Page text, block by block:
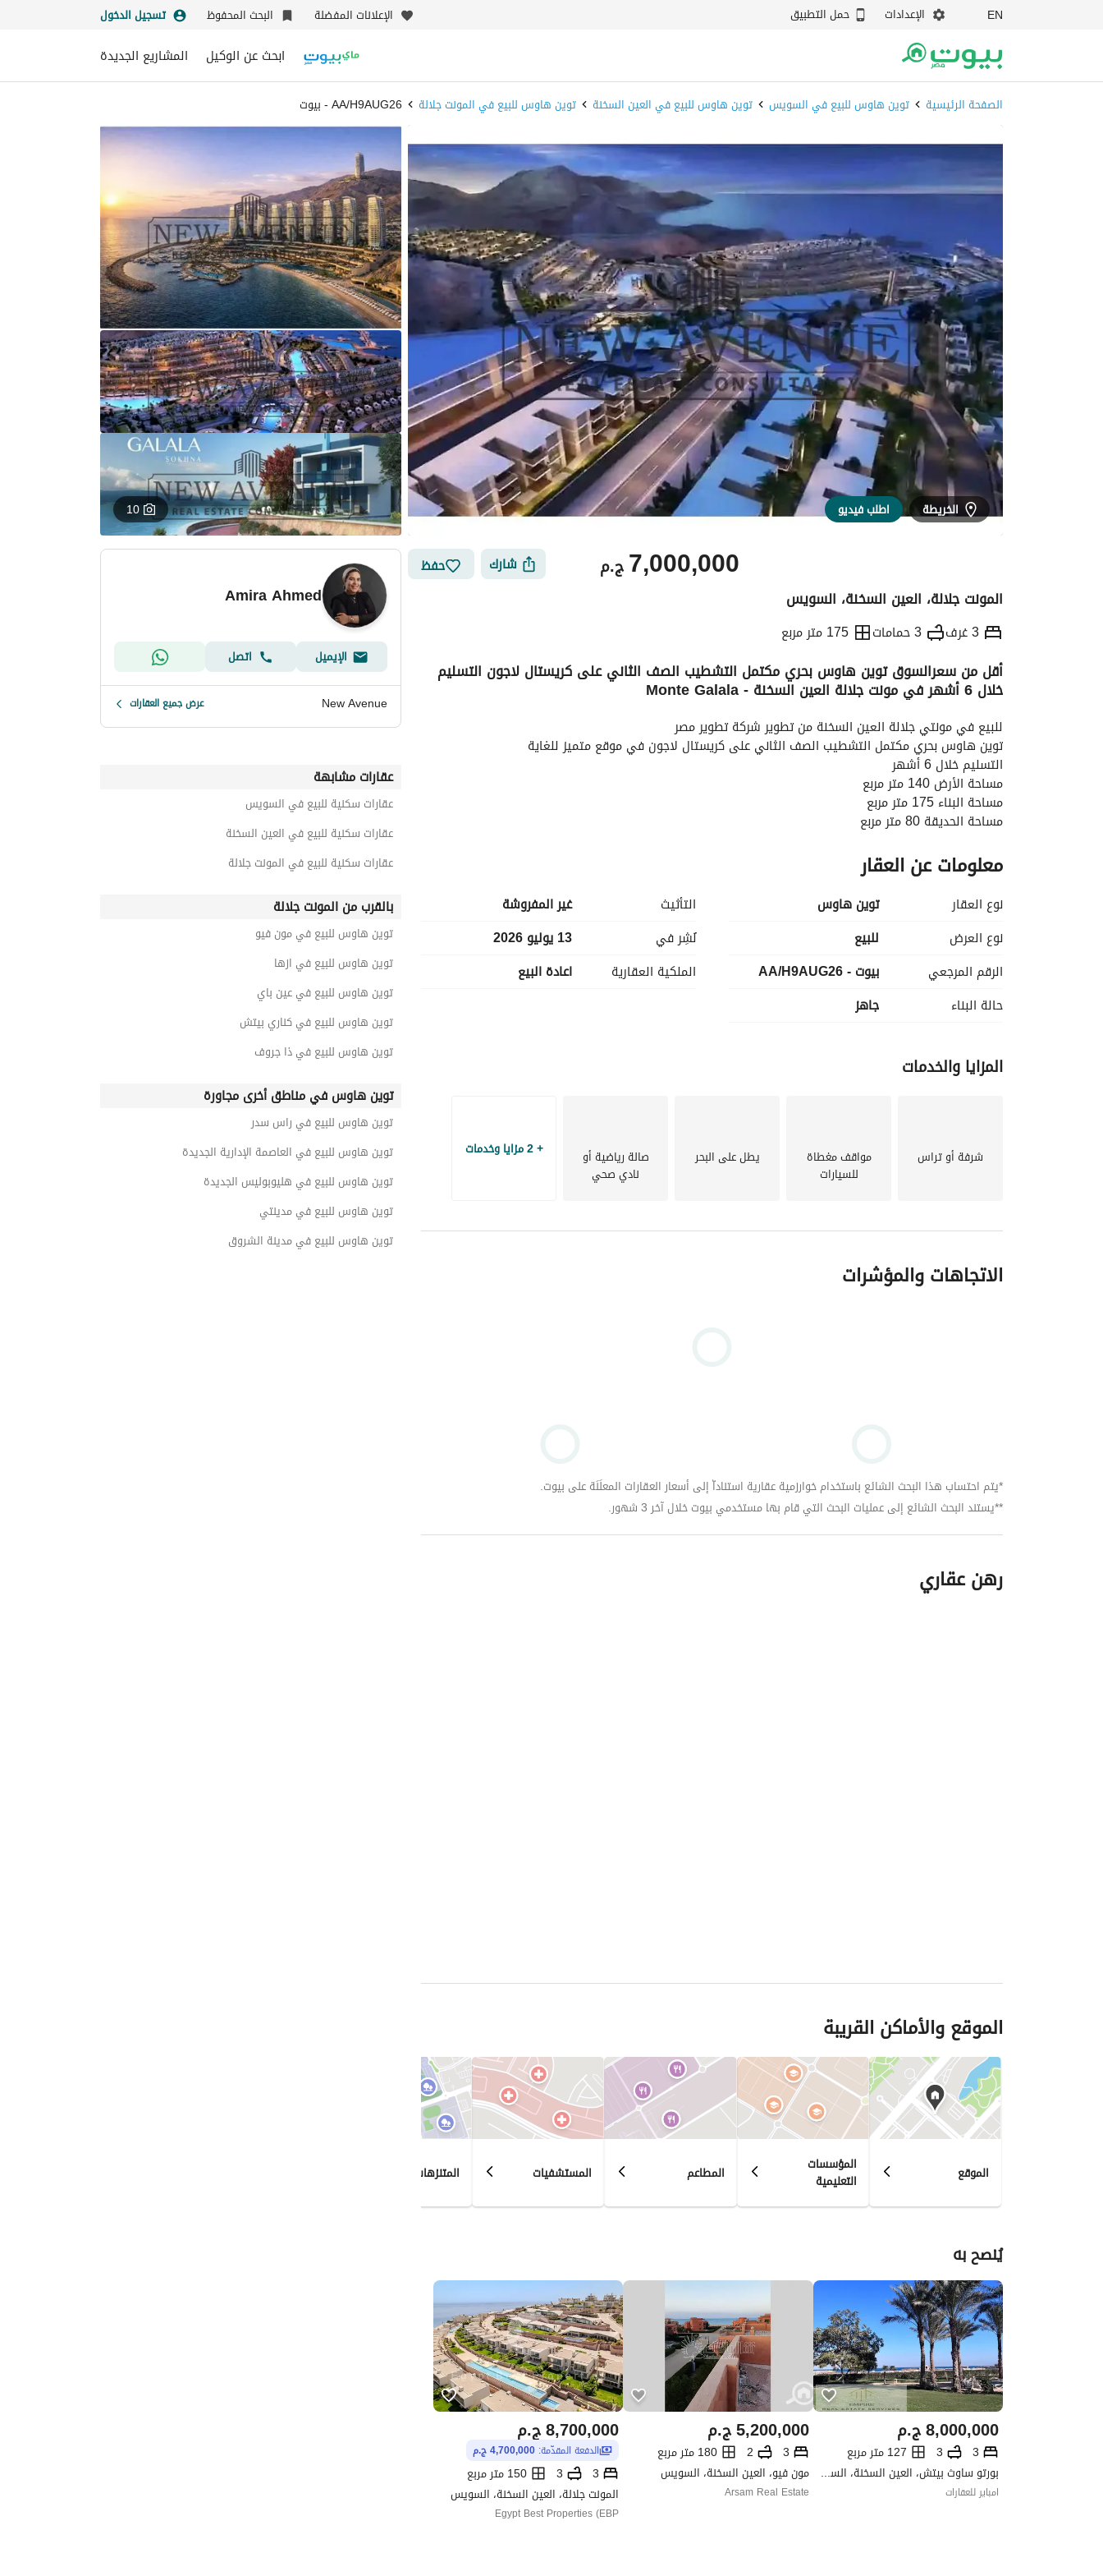
EN الإعدادات حمل التطبيق الإعلانات المفضلة البحث المحفوظ تسجيل الدخول
ابحث عن الوكيل المشاريع الجديدة
الصفحة الرئيسية توين هاوس للبيع في السويس توين هاوس للبيع في العين السخنة توين هاوس للبيع في المونت جلالة AA/H9AUG26 - بيوت
الخريطة اطلب فيديو 10
ج.م7,000,000 شارك حفظ
المونت جلالة، العين السخنة، السويس
3 غرف 3 حمامات 175 متر مربع
التفاصيل الاتجاهات والمؤشرات رهن عقاري الموقع والأماكن القريبة
أقل من سعرالسوق توين هاوس بحري مكتمل التشطيب الصف الثاني على كريستال لاجون التسليم
خلال 6 أشهر في مونت جلالة العين السخنة - Monte Galala
للبيع في مونتي جلالة العين السخنة من تطوير شركة تطوير مصر
توين هاوس بحري مكتمل التشطيب الصف الثاني على كريستال لاجون في موقع متميز للغاية
التسليم خلال 6 أشهر
مساحة الأرض 140 متر مربع
مساحة البناء 175 متر مربع
مساحة الحديقة 80 متر مربع
عدد الحمامات 3
السعر الاجمالي: 7,000,000 جنيه مصري
سعر نهائي غير قابل للتفاوض
-----------------------------------------------------------------------------------------
MO-FE
معلومات عن العقار
نوع العقار
توين هاوس
نوع العرض
للبيع
الرقم المرجعي
بيوت - AA/H9AUG26
حالة البناء
جاهز
التأثيث
غير المفروشة
نُشِر في
13 يوليو 2026
الملكية العقارية
اعادة البيع
المزايا والخدمات
شرفة أو تراس مواقف مغطاة
للسيارات
يطل على البحر صالة رياضية أو
نادي صحي
+ 2 مزايا وخدمات
الاتجاهات والمؤشرات
*يتم احتساب هذا البحث الشائع باستخدام خوارزمية عقارية استناداّ إلى أسعار العقارات المعلَنَة على بيوت.
**يستند البحث الشائع إلى عمليات البحث التي قام بها مستخدمي بيوت خلال آخر 3 شهور.
رهن عقاري
الموقع والأماكن القريبة
الموقع المؤسسات
التعليمية المطاعم المستشفيات المتنزهات
يُنصح به
ج.م8,000,000
3
3
127 متر مربع
بورتو ساوث بيتش، العين السخنة، السويس
امباير للعقارات
ج.م5,200,000
3
2
180 متر مربع
مون فيو، العين السخنة، السويس
Arsam Real Estate
ج.م8,700,000
الدفعة المقدّمة: 4,700,000 ج.م
3
3
150 متر مربع
المونت جلالة، العين السخنة، السويس
Egypt Best Properties (EBP
Amira Ahmed
الإيميل اتصل
New Avenue عرض جميع العقارات
عقارات مشابهة
عقارات سكنية للبيع في السويس
عقارات سكنية للبيع في العين السخنة
عقارات سكنية للبيع في المونت جلالة
بالقرب من المونت جلالة
توين هاوس للبيع في مون فيو
توين هاوس للبيع في ازها
توين هاوس للبيع في عين باي
توين هاوس للبيع في كناري بيتش
توين هاوس للبيع في ذا جروف
توين هاوس في مناطق أخرى مجاورة
توين هاوس للبيع في راس سدر
توين هاوس للبيع في العاصمة الإدارية الجديدة
توين هاوس للبيع في هليوبوليس الجديدة
توين هاوس للبيع في مدينتي
توين هاوس للبيع في مدينة الشروق